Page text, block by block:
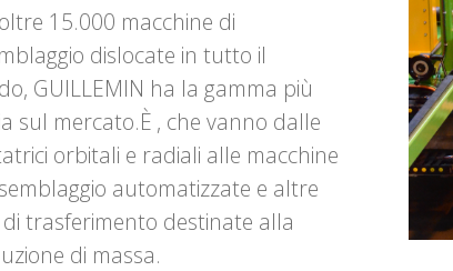
15.000 macchine di
dislocate in tutto il
GUILLEMIN ha la gamma più
sul mercato.È , che vanno dalle
orbitali e radiali alle macchine
automatizzate e altre
di trasferimento destinate alla
di massa.